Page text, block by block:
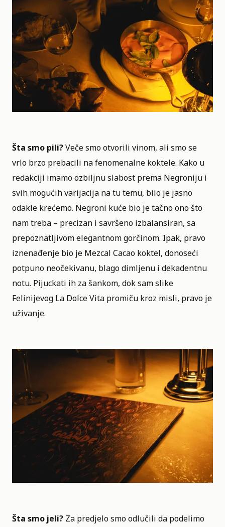
Šta smo pili?Veče smo otvorili vinom, ali smo se
vrlo brzo prebacili na fenomenalne koktele. Kako u
redakciji imamo ozbiljnu slabost prema Negroniju i
svih mogućih varijacija na tu temu, bilo je jasno
odakle krećemo. Negroni kuće bio je tačno ono što
nam treba – precizan i savršeno izbalansiran, sa
prepoznatljivom elegantnom gorčinom. Ipak, pravo
iznenađenje bio je Mezcal Cacao koktel, donoseći
potpuno neočekivanu, blago dimljenu i dekadentnu
notu. Pijuckati ih za šankom, dok sam slike
Felinijevog La Dolce Vita promiču kroz misli, pravo je
uživanje.
Šta smo jeli? Za predjelo smo odlučili da podelimo